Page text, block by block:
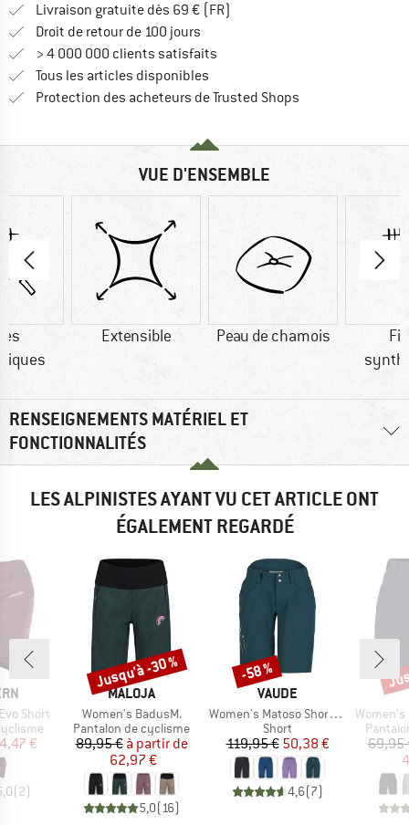
Livraison gratuite dès 69 € (FR)
Droit de retour de 100 jours
> 4 000 000 clients satisfaits
Tous les articles disponibles
Protection des acheteurs de Trusted Shops
VUE D'ENSEMBLE
Extensible Peau de chamois
RENSEIGNEMENTS MATÉRIEL ET
FONCTIONNALITÉS
LES ALPINISTES AYANT VU CET ARTICLE ONT
ÉGALEMENT REGARDÉ
Short
réduit
€
(2)
MARQUE
MALOJA
Article
Women's BadusM.
Product group
Pantalon de cyclisme
Prix
89,95 € Prix réduit
à partir de
62,97 €
5,0( 16)
Remise
Jusqu'à -30 %
MARQUE
VAUDE
Article
Women's Matoso Shorts II
Product group
Short
Prix
119,95 €Prix réduit
50,38 €
4,6(7)
Remise
-58 %
Article
Women's Free Bike
69,95